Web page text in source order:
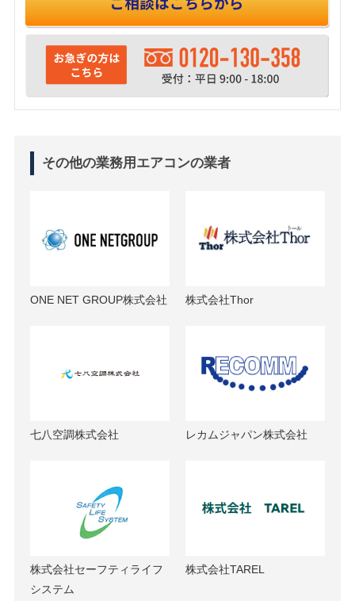
その他の業務用エアコンの業者
ONE NET GROUP株式会社 株式会社Thor
七八空調株式会社 レカムジャパン株式会社
株式会社セーフティライフ
システム
株式会社TAREL